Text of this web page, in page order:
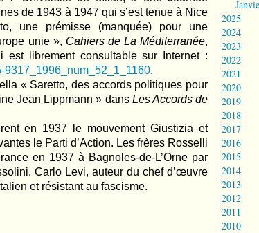
de 1943 à 1947 qui s’est tenue à Nice
une prémisse (manquée) pour une
unie », Cahiers de La Méditerranée,
librement consultable sur Internet :
9317_1996_num_52_1_1160.
« Saretto, des accords politiques pour
Jean Lippmann » dans Les Accords de
en 1937 le mouvement Giustizia et
le Parti d’Action. Les frères Rosselli
en 1937 à Bagnoles-de-L’Orne par
Carlo Levi, auteur du chef d’œuvre
et résistant au fascisme.
2025
2024
2023
2022
2021
2020
2019
2018
2017
2016
2015
2014
2013
2012
2011
2010